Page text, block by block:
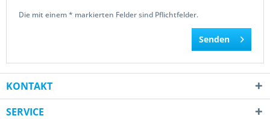
Die mit einem * markierten Felder sind Pflichtfelder.
Senden
KONTAKT
SERVICE